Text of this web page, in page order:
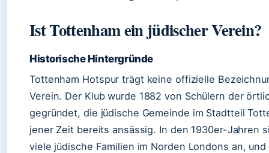
Ist Tottenham ein jüdischer Verein?
Historische Hintergründe
Tottenham Hotspur trägt keine offizielle
Verein. Der Klub wurde 1882 von Schülern der
gegründet, die jüdische Gemeinde im Stadtteil
jener Zeit bereits ansässig. In den 1930er-Jahren
viele jüdische Familien im Norden Londons an, und